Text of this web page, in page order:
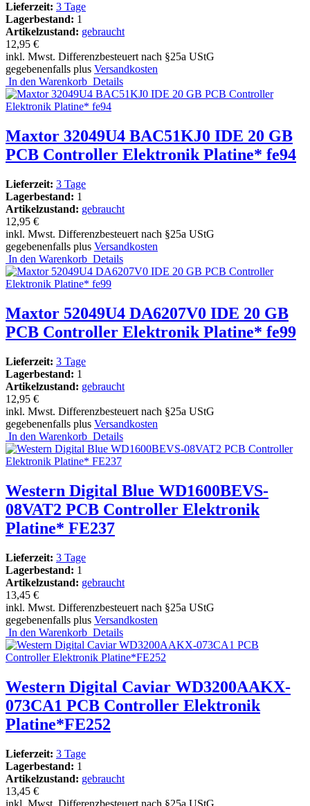
Lieferzeit: 3 Tage
Lagerbestand: 1
Artikelzustand: gebraucht
12,95 €
inkl. Mwst. Differenzbesteuert nach §25a UStG
gegebenenfalls plus Versandkosten
In den Warenkorb Details
Maxtor 32049U4 BAC51KJ0 IDE 20 GB
PCB Controller Elektronik Platine* fe94
Lieferzeit: 3 Tage
Lagerbestand: 1
Artikelzustand: gebraucht
12,95 €
inkl. Mwst. Differenzbesteuert nach §25a UStG
gegebenenfalls plus Versandkosten
In den Warenkorb Details
Maxtor 52049U4 DA6207V0 IDE 20 GB
PCB Controller Elektronik Platine* fe99
Lieferzeit: 3 Tage
Lagerbestand: 1
Artikelzustand: gebraucht
12,95 €
inkl. Mwst. Differenzbesteuert nach §25a UStG
gegebenenfalls plus Versandkosten
In den Warenkorb Details
Western Digital Blue WD1600BEVS-
08VAT2 PCB Controller Elektronik
Platine* FE237
Lieferzeit: 3 Tage
Lagerbestand: 1
Artikelzustand: gebraucht
13,45 €
inkl. Mwst. Differenzbesteuert nach §25a UStG
gegebenenfalls plus Versandkosten
In den Warenkorb Details
Western Digital Caviar WD3200AAKX-
073CA1 PCB Controller Elektronik
Platine*FE252
Lieferzeit: 3 Tage
Lagerbestand: 1
Artikelzustand: gebraucht
13,45 €
inkl. Mwst. Differenzbesteuert nach §25a UStG